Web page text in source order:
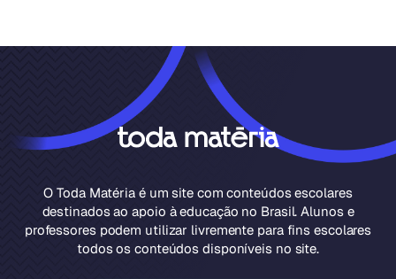
O Toda Matéria é um site com conteúdos escolares
destinados ao apoio à educação no Brasil. Alunos e
professores podem utilizar livremente para fins escolares
todos os conteúdos disponíveis no site.